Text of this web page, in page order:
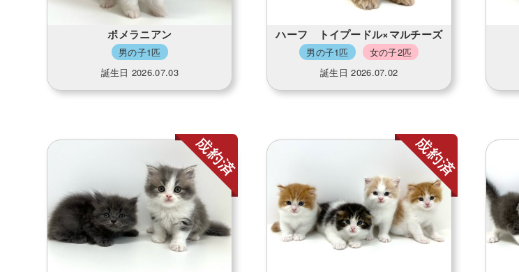
ポメラニアン
男の子1匹
誕生日 2026.07.03
ハーフ トイプードル×マルチーズ
男の子1匹
女の子2匹
誕生日 2026.07.02